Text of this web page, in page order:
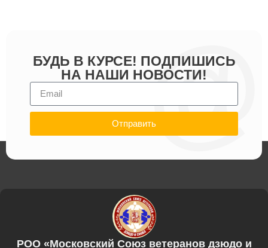
БУДЬ В КУРСЕ! ПОДПИШИСЬ
НА НАШИ НОВОСТИ!
Отправить
РОО «Московский Союз ветеранов дзюдо и